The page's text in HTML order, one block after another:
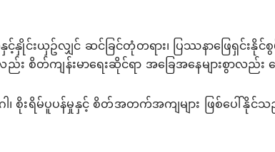
ယှဥ်လျှင် ဆင်ခြင်တုံတရား၊ ပြဿနာဖြေရှင်းနိုင်
း စိတ်ကျန်းမာရေးဆိုင်ရာ အခြေအနေများစွာလည်
စိုးရိမ်ပူပန်မှုနှင့် စိတ်အတက်အကျများ ဖြစ်ပေါ်နိုင်